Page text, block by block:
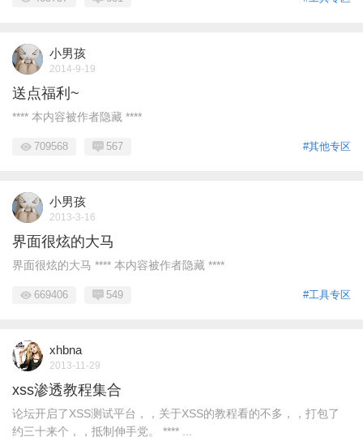
小男孩
2014-9-19
送点福利~
**** 本内容被作者隐藏 ****
#其他专区
709568 567
小男孩
2013-3-16
界面很炫的大马
界面很炫的大马 **** 本内容被作者隐藏 ****
#工具专区
669406 549
xhbna
2013-11-29
xss渗透教程集合
论坛开启了XSS测试平台，，关于XSS的教程看的不多，，打包了
约三十来个，，抵制伸手党。 **** ...